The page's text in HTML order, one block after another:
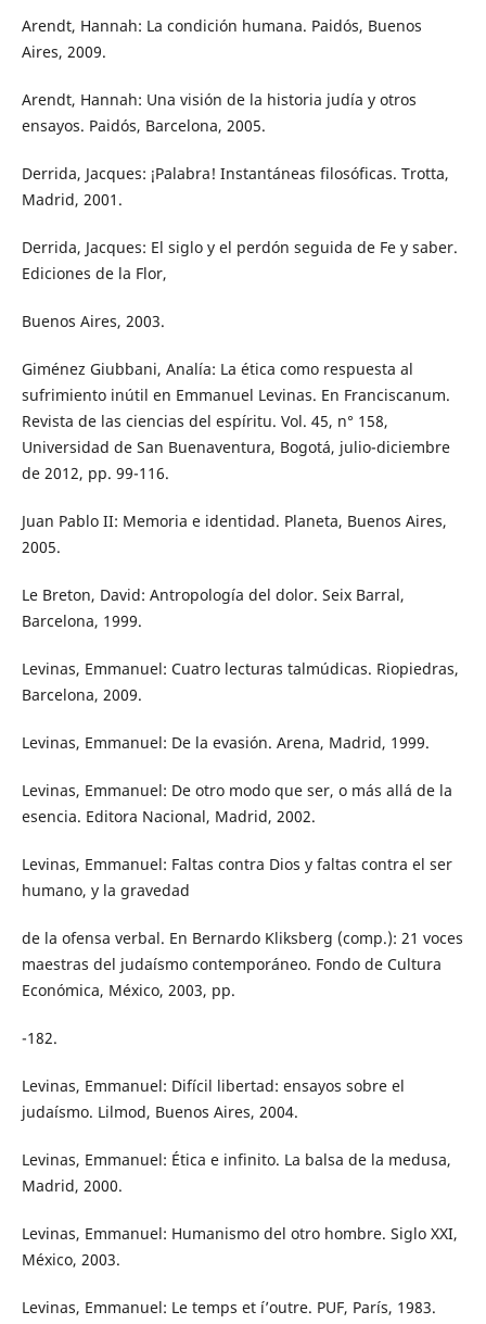
Arendt, Hannah: La condición humana. Paidós, Buenos
Aires, 2009.
Arendt, Hannah: Una visión de la historia judía y otros
ensayos. Paidós, Barcelona, 2005.
Derrida, Jacques: ¡Palabra! Instantáneas filosóficas. Trotta,
Madrid, 2001.
Derrida, Jacques: El siglo y el perdón seguida de Fe y saber.
Ediciones de la Flor,
Buenos Aires, 2003.
Giménez Giubbani, Analía: La ética como respuesta al
sufrimiento inútil en Emmanuel Levinas. En Franciscanum.
Revista de las ciencias del espíritu. Vol. 45, n° 158,
Universidad de San Buenaventura, Bogotá, julio-diciembre
de 2012, pp. 99-116.
Juan Pablo II: Memoria e identidad. Planeta, Buenos Aires,
2005.
Le Breton, David: Antropología del dolor. Seix Barral,
Barcelona, 1999.
Levinas, Emmanuel: Cuatro lecturas talmúdicas. Riopiedras,
Barcelona, 2009.
Levinas, Emmanuel: De la evasión. Arena, Madrid, 1999.
Levinas, Emmanuel: De otro modo que ser, o más allá de la
esencia. Editora Nacional, Madrid, 2002.
Levinas, Emmanuel: Faltas contra Dios y faltas contra el ser
humano, y la gravedad
de la ofensa verbal. En Bernardo Kliksberg (comp.): 21 voces
maestras del judaísmo contemporáneo. Fondo de Cultura
Económica, México, 2003, pp.
-182.
Levinas, Emmanuel: Difícil libertad: ensayos sobre el
judaísmo. Lilmod, Buenos Aires, 2004.
Levinas, Emmanuel: Ética e infinito. La balsa de la medusa,
Madrid, 2000.
Levinas, Emmanuel: Humanismo del otro hombre. Siglo XXI,
México, 2003.
Levinas, Emmanuel: Le temps et í’outre. PUF, París, 1983.